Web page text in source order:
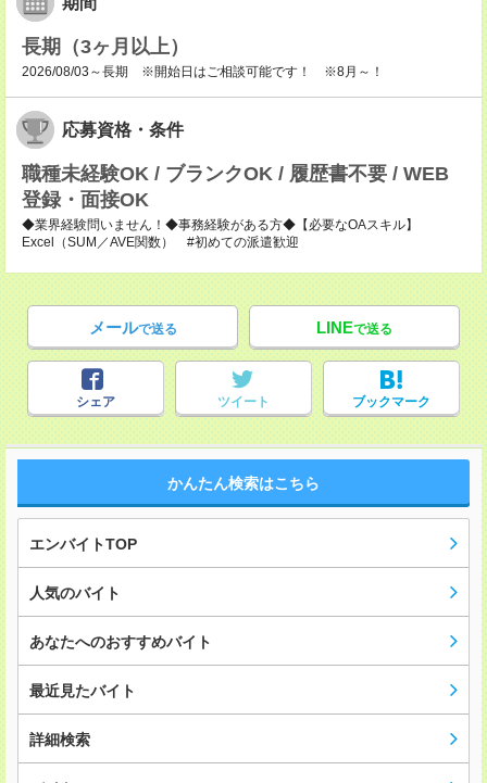
長期（3ヶ月以上）
2026/08/03～長期 ※開始日はご相談可能です！ ※8月～！
応募資格・条件
職種未経験OK / ブランクOK / 履歴書不要 / WEB
登録・面接OK
◆業界経験問いません！◆事務経験がある方◆【必要なOAスキル】
Excel（SUM／AVE関数） #初めての派遣歓迎
メールで送る LINEで送る
シェア ツイート ブックマーク
かんたん検索はこちら
エンバイトTOP
人気のバイト
あなたへのおすすめバイト
最近見たバイト
詳細検索